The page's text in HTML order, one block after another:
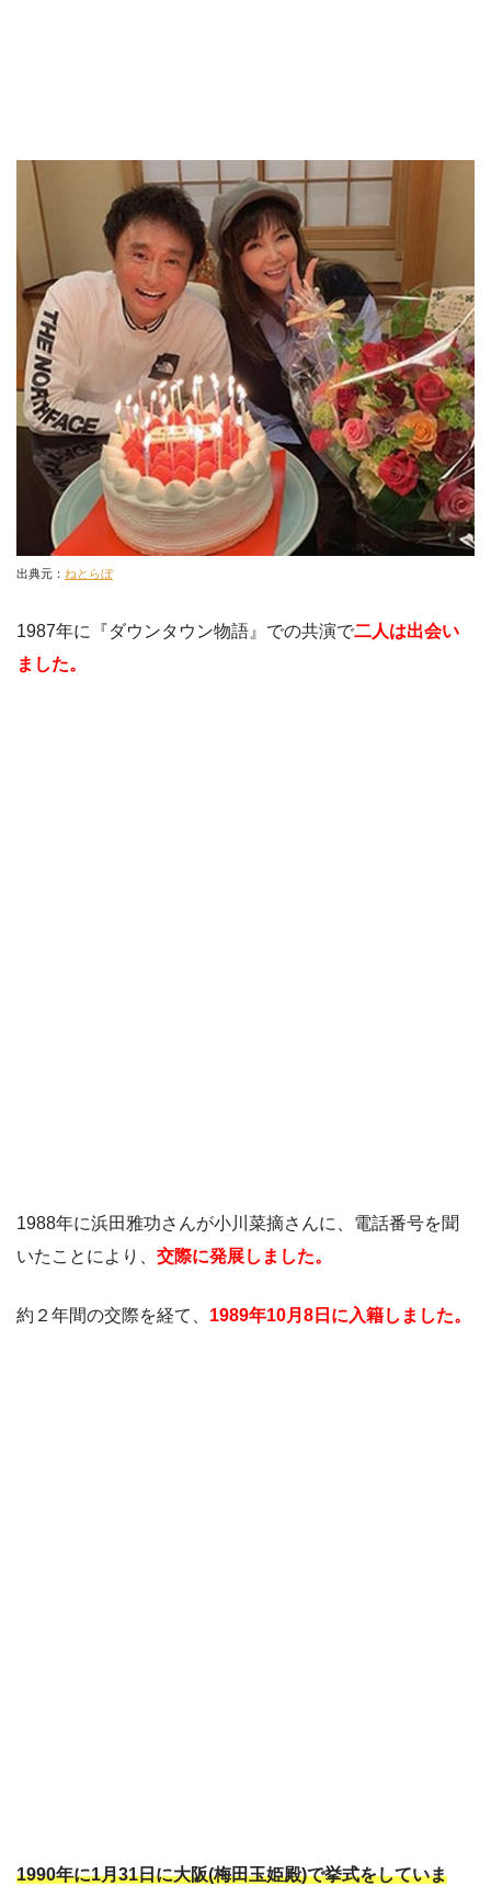
出典元： ねとらぼ
1987年に『ダウンタウン物語』での共演で二人は出会い
ました。
1988年に浜田雅功さんが小川菜摘さんに、電話番号を聞
いたことにより、 交際に発展しました。
約２年間の交際を経て、 1989年10月8日に入籍しました。
1990年に1月31日に大阪(梅田玉姫殿)で挙式をしていま